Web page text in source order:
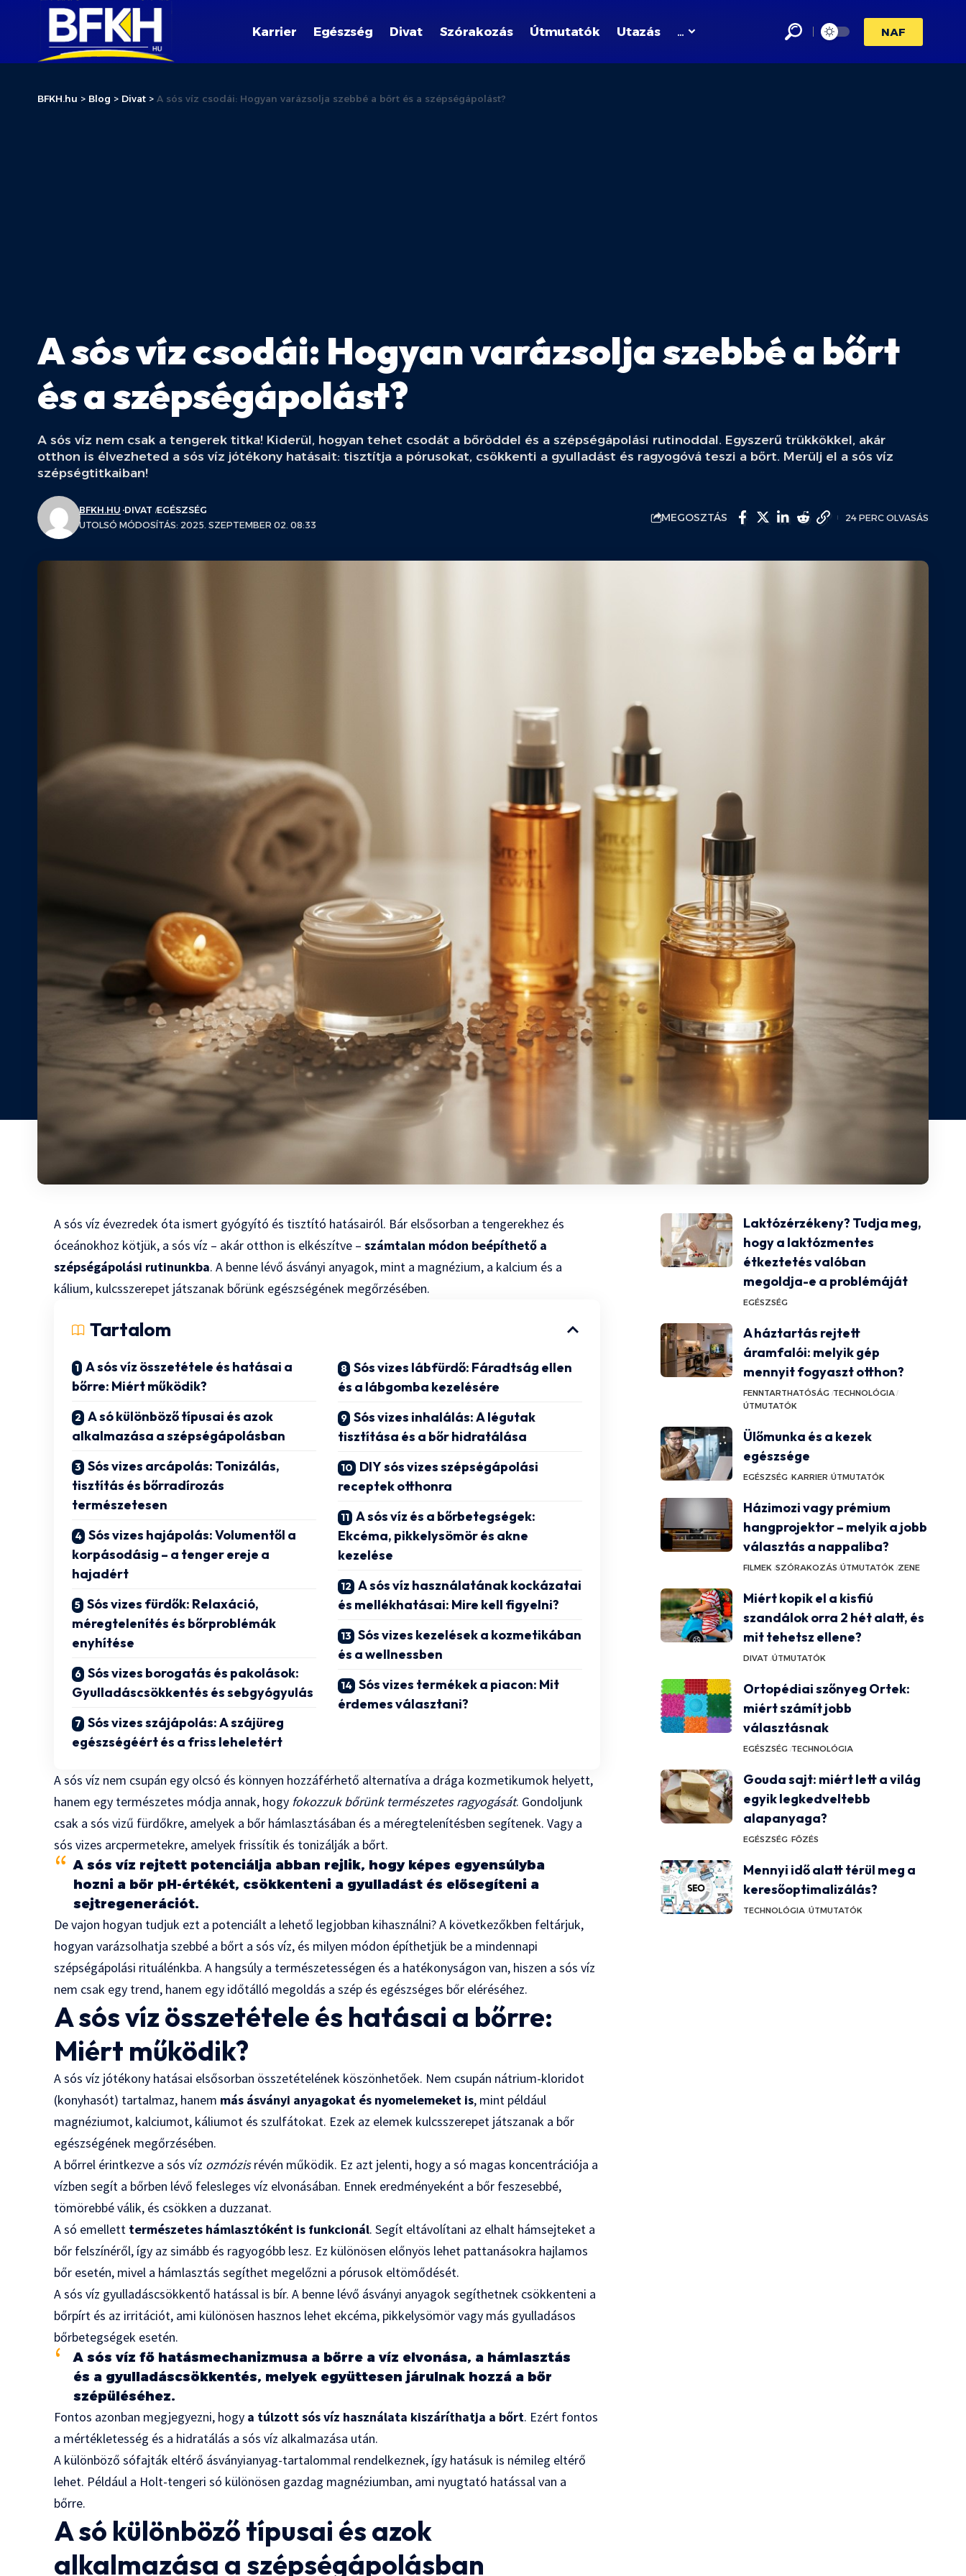
Karrier Egészség Divat Szórakozás Útmutatók Utazás … NAF
BFKH.hu > Blog > Divat > A sós víz csodái: Hogyan varázsolja szebbé a bőrt és a szépségápolást?
A sós víz csodái: Hogyan varázsolja szebbé a bőrt
és a szépségápolást?
A sós víz nem csak a tengerek titka! Kiderül, hogyan tehet csodát a bőröddel és a szépségápolási rutinoddal. Egyszerű trükkökkel, akár
otthon is élvezheted a sós víz jótékony hatásait: tisztítja a pórusokat, csökkenti a gyulladást és ragyogóvá teszi a bőrt. Merülj el a sós víz
szépségtitkaiban!
UTOLSÓ MÓDOSÍTÁS: 2025. SZEPTEMBER 02. 08:33
BFKH.HU DIVAT EGÉSZSÉG
MEGOSZTÁS 24 PERC OLVASÁS
A sós víz évezredek óta ismert gyógyító és tisztító hatásairól. Bár elsősorban a tengerekhez és
óceánokhoz kötjük, a sós víz – akár otthon is elkészítve –számtalan módon beépíthető a
szépségápolási rutinunkba. A benne lévő ásványi anyagok, mint a magnézium, a kalcium és a
kálium, kulcsszerepet játszanak bőrünk egészségének megőrzésében.
Tartalom
A sós víz összetétele és hatásai a
bőrre: Miért működik?
A só különböző típusai és azok
alkalmazása a szépségápolásban
Sós vizes arcápolás: Tonizálás,
tisztítás és bőrradírozás
természetesen
Sós vizes hajápolás: Volumentől a
korpásodásig – a tenger ereje a
hajadért
Sós vizes fürdők: Relaxáció,
méregtelenítés és bőrproblémák
enyhítése
Sós vizes borogatás és pakolások:
Gyulladáscsökkentés és sebgyógyulás
Sós vizes szájápolás: A szájüreg
egészségéért és a friss leheletért
Sós vizes lábfürdő: Fáradtság ellen
és a lábgomba kezelésére
Sós vizes inhalálás: A légutak
tisztítása és a bőr hidratálása
DIY sós vizes szépségápolási
receptek otthonra
A sós víz és a bőrbetegségek:
Ekcéma, pikkelysömör és akne
kezelése
A sós víz használatának kockázatai
és mellékhatásai: Mire kell figyelni?
Sós vizes kezelések a kozmetikában
és a wellnessben
Sós vizes termékek a piacon: Mit
érdemes választani?
A sós víz nem csupán egy olcsó és könnyen hozzáférhető alternatíva a drága kozmetikumok helyett,
hanem egy természetes módja annak, hogy fokozzuk bőrünk természetes ragyogását. Gondoljunk
csak a sós vizű fürdőkre, amelyek a bőr hámlasztásában és a méregtelenítésben segítenek. Vagy a
sós vizes arcpermetekre, amelyek frissítik és tonizálják a bőrt.
A sós víz rejtett potenciálja abban rejlik, hogy képes egyensúlyba
hozni a bőr pH-értékét, csökkenteni a gyulladást és elősegíteni a
sejtregenerációt.
De vajon hogyan tudjuk ezt a potenciált a lehető legjobban kihasználni? A következőkben feltárjuk,
hogyan varázsolhatja szebbé a bőrt a sós víz, és milyen módon építhetjük be a mindennapi
szépségápolási rituálénkba. A hangsúly a természetességen és a hatékonyságon van, hiszen a sós víz
nem csak egy trend, hanem egy időtálló megoldás a szép és egészséges bőr eléréséhez.
A sós víz összetétele és hatásai a bőrre:
Miért működik?
A sós víz jótékony hatásai elsősorban összetételének köszönhetőek. Nem csupán nátrium-kloridot
(konyhasót) tartalmaz, hanem más ásványi anyagokat és nyomelemeket is, mint például
magnéziumot, kalciumot, káliumot és szulfátokat. Ezek az elemek kulcsszerepet játszanak a bőr
egészségének megőrzésében.
A bőrrel érintkezve a sós víz ozmózisrévén működik. Ez azt jelenti, hogy a só magas koncentrációja a
vízben segít a bőrben lévő felesleges víz elvonásában. Ennek eredményeként a bőr feszesebbé,
tömörebbé válik, és csökken a duzzanat.
A só emellett természetes hámlasztóként is funkcionál. Segít eltávolítani az elhalt hámsejteket a
bőr felszínéről, így az simább és ragyogóbb lesz. Ez különösen előnyös lehet pattanásokra hajlamos
bőr esetén, mivel a hámlasztás segíthet megelőzni a pórusok eltömődését.
A sós víz gyulladáscsökkentő hatással is bír. A benne lévő ásványi anyagok segíthetnek csökkenteni a
bőrpírt és az irritációt, ami különösen hasznos lehet ekcéma, pikkelysömör vagy más gyulladásos
bőrbetegségek esetén.
A sós víz fő hatásmechanizmusa a bőrre a víz elvonása, a hámlasztás
és a gyulladáscsökkentés, melyek együttesen járulnak hozzá a bőr
szépüléséhez.
Fontos azonban megjegyezni, hogy a túlzott sós víz használata kiszáríthatja a bőrt. Ezért fontos
a mértékletesség és a hidratálás a sós víz alkalmazása után.
A különböző sófajták eltérő ásványianyag-tartalommal rendelkeznek, így hatásuk is némileg eltérő
lehet. Például a Holt-tengeri só különösen gazdag magnéziumban, ami nyugtató hatással van a
bőrre.
A só különböző típusai és azok
alkalmazása a szépségápolásban
Laktózérzékeny? Tudja meg,
hogy a laktózmentes
étkeztetés valóban
megoldja-e a problémáját
EGÉSZSÉG
A háztartás rejtett
áramfalói: melyik gép
mennyit fogyaszt otthon?
FENNTARTHATÓSÁG TECHNOLÓGIA
ÚTMUTATÓK
Ülőmunka és a kezek
egészsége
EGÉSZSÉG KARRIER ÚTMUTATÓK
Házimozi vagy prémium
hangprojektor – melyik a jobb
választás a nappaliba?
FILMEK SZÓRAKOZÁS ÚTMUTATÓK ZENE
Miért kopik el a kisfiú
szandálok orra 2 hét alatt, és
mit tehetsz ellene?
DIVAT ÚTMUTATÓK
Ortopédiai szőnyeg Ortek:
miért számít jobb
választásnak
EGÉSZSÉG TECHNOLÓGIA
Gouda sajt: miért lett a világ
egyik legkedveltebb
alapanyaga?
EGÉSZSÉG FŐZÉS
Mennyi idő alatt térül meg a
keresőoptimalizálás?
TECHNOLÓGIA ÚTMUTATÓK